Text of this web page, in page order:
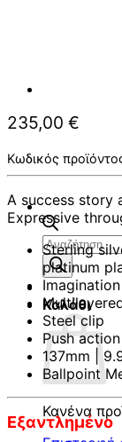
Αναζήτηση
προϊόντων
Καλάθι
Κανένα
235,00 €
Κωδικός
A success story
Expressive
Sterling
platinum
Steel clip
Push
137mm |
Ballpoint
Εξαντλημένο